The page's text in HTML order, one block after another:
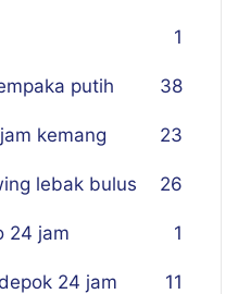
1
putih 38
kemang 23
lebak bulus 26
24 jam 1
24 jam 11